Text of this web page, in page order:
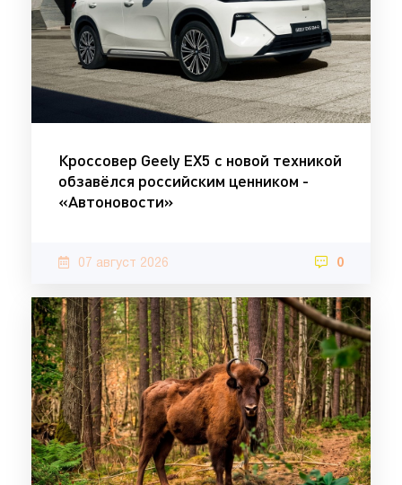
Кроссовер Geely EX5 с новой техникой
обзавёлся российским ценником -
«Автоновости»
07 август 2026 0